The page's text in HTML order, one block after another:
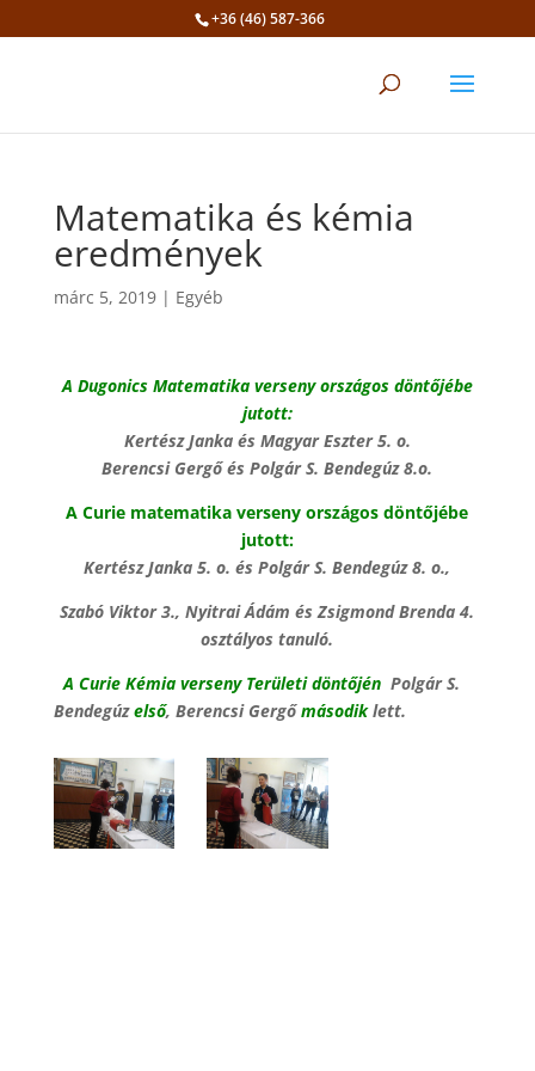
+36 (46) 587-366
Matematika és kémia
eredmények
márc 5, 2019| Egyéb
A Dugonics Matematika verseny országos döntőjébe
jutott:
Kertész Janka és Magyar Eszter 5. o.
Berencsi Gergő és Polgár S. Bendegúz 8.o.
A Curie matematika verseny országos döntőjébe
jutott:
Kertész Janka 5. o. és Polgár S. Bendegúz 8. o.,
Szabó Viktor 3., Nyitrai Ádám és Zsigmond Brenda 4.
osztályos tanuló.
A Curie Kémia verseny Területi döntőjén Polgár S.
Bendegúzelső, Berencsi Gergőmásodiklett.